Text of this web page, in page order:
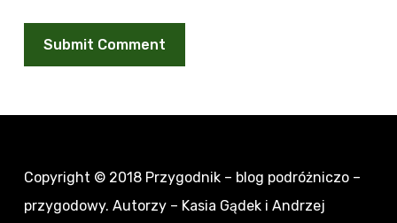
Copyright © 2018 Przygodnik – blog podróżniczo –
przygodowy. Autorzy – Kasia Gądek i Andrzej